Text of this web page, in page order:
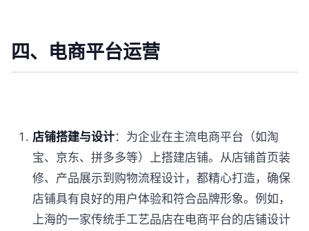
四、电商平台运营
店铺搭建与设计：为企业在主流电商平台（如淘
宝、京东、拼多多等）上搭建店铺。从店铺首页装
修、产品展示到购物流程设计，都精心打造，确保
店铺具有良好的用户体验和符合品牌形象。例如，
上海的一家传统手工艺品店在电商平台的店铺设计